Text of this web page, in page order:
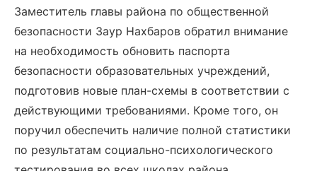
Заместитель главы района по общественной
безопасности Заур Нахбаров обратил внимание
на необходимость обновить паспорта
безопасности образовательных учреждений,
подготовив новые план-схемы в соответствии с
действующими требованиями. Кроме того, он
поручил обеспечить наличие полной статистики
по результатам социально-психологического